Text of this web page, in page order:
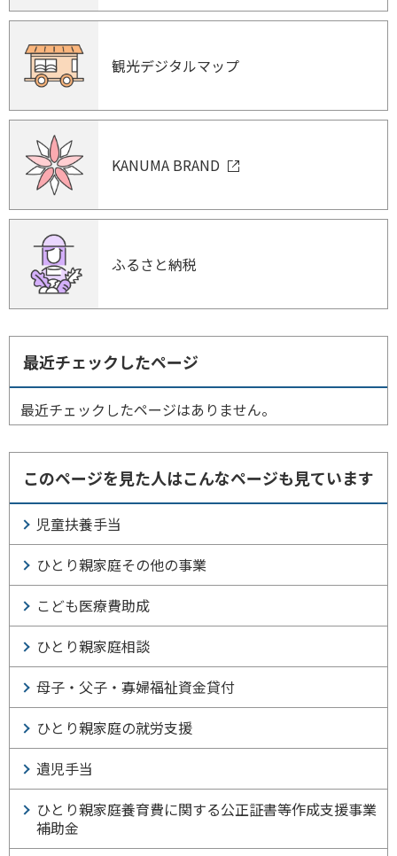
観光デジタルマップ
KANUMA BRAND
ふるさと納税
最近チェックしたページ
最近チェックしたページはありません。
このページを見た人はこんなページも見ています
児童扶養手当
ひとり親家庭その他の事業
こども医療費助成
ひとり親家庭相談
母子・父子・寡婦福祉資金貸付
ひとり親家庭の就労支援
遺児手当
ひとり親家庭養育費に関する公正証書等作成支援事業
補助金